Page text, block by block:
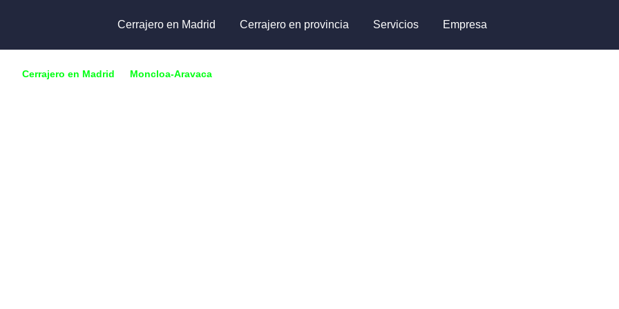
Cerrajero en Madrid Cerrajero en provincia Servicios Empresa
Cerrajero en Madrid Moncloa-Aravaca